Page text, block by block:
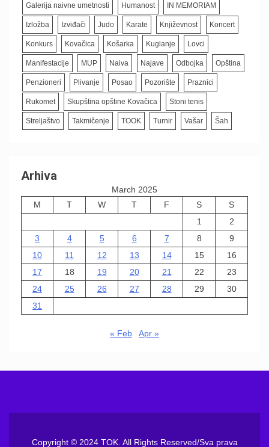
Galerija naivne umetnosti Humanost IN MEMORIAM
Izložba Izviđači Judo Karate Književnost Koncert
Konkurs Kovačica Košarka Kuglanje Lovci
Manifestacije MUP Naiva Najave Odbojka Opština
Penzioneri Plivanje Posao Pozorište Praznici
Rukomet Skupština opštine Kovačica Stoni tenis
Streljaštvo Takmičenje TOOK Turnir Vašar Šah
Arhiva
March 2025
M
T W T F S
S
1
2
3
4 5 6 7 8
9
10
11 12 13 14 15
16
17
18 19 20 21 22
23
24
25 26 27 28 29
30
31
« Feb Apr »
Copyright © 2024 TOK. All Rights Reserved/Sva prava